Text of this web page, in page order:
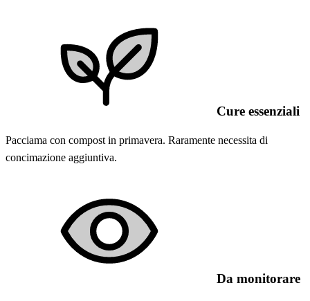
Cure essenziali
Pacciama con compost in primavera. Raramente necessita di
concimazione aggiuntiva.
Da monitorare